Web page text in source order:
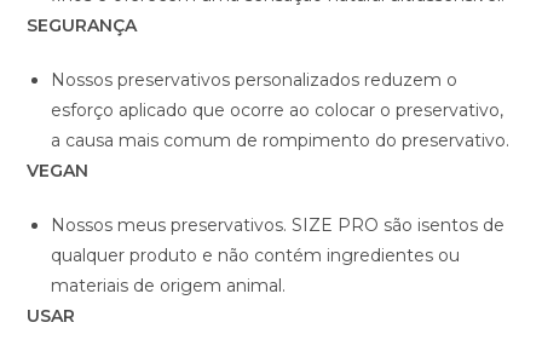
SEGURANÇA
Nossos preservativos personalizados reduzem o
esforço aplicado que ocorre ao colocar o preservativo,
a causa mais comum de rompimento do preservativo.
VEGAN
Nossos meus preservativos. SIZE PRO são isentos de
qualquer produto e não contém ingredientes ou
materiais de origem animal.
USAR